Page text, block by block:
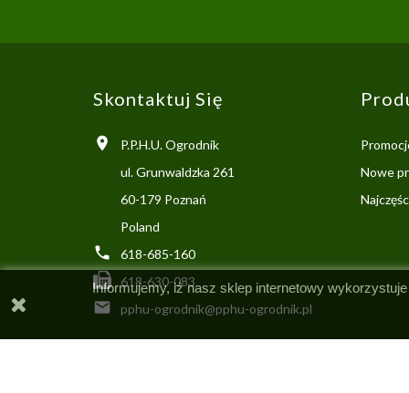
Skontaktuj Się

P.P.H.U. Ogrodnik
ul. Grunwaldzka 261
60-179 Poznań
Poland

618-685-160
618-630-083
 pphu-ogrodnik@pphu-ogrodnik.pl
Nowe
Informujemy, iż nasz sklep internetowy